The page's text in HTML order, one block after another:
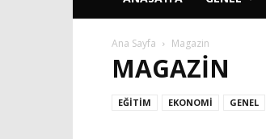
Ana Sayfa Magazin
MAGAZIN
EĞITIM EKONOMI GENEL